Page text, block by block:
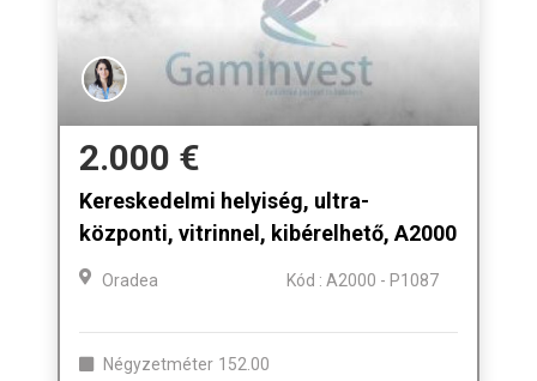
2.000 €
Kereskedelmi helyiség, ultra-
központi, vitrinnel, kibérelhető, A2000
Oradea Kód : A2000 - P1087
Négyzetméter 152.00